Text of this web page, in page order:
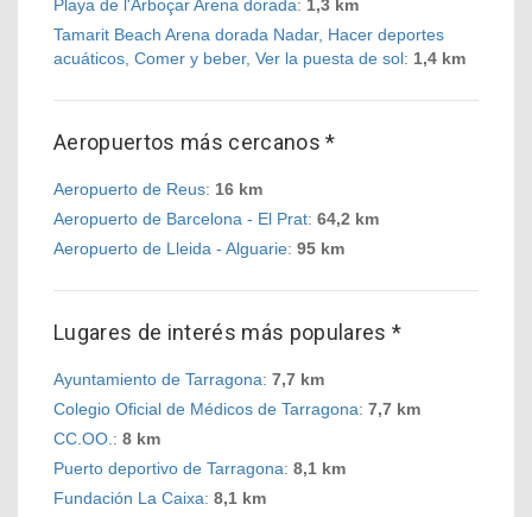
Playa de l'Arboçar Arena dorada: 1,3 km
Tamarit Beach Arena dorada Nadar, Hacer deportes
acuáticos, Comer y beber, Ver la puesta de sol: 1,4 km
Aeropuertos más cercanos *
Aeropuerto de Reus: 16 km
Aeropuerto de Barcelona - El Prat: 64,2 km
Aeropuerto de Lleida - Alguarie: 95 km
Lugares de interés más populares *
Ayuntamiento de Tarragona: 7,7 km
Colegio Oficial de Médicos de Tarragona: 7,7 km
CC.OO. : 8 km
Puerto deportivo de Tarragona: 8,1 km
Fundación La Caixa: 8,1 km